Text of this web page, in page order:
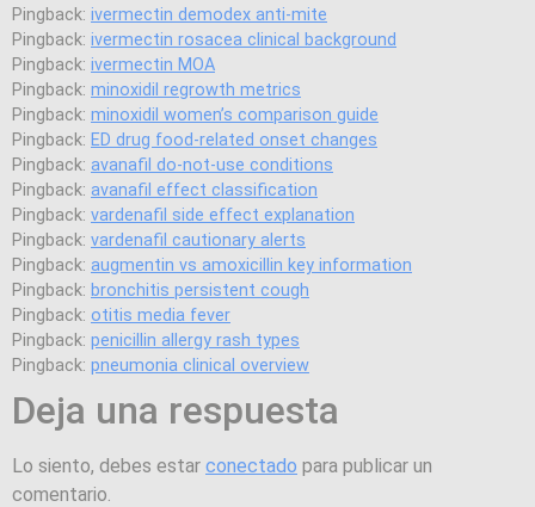
Pingback: ivermectin demodex anti‑mite
Pingback: ivermectin rosacea clinical background
Pingback: ivermectin MOA
Pingback: minoxidil regrowth metrics
Pingback: minoxidil women’s comparison guide
Pingback: ED drug food‑related onset changes
Pingback: avanafil do‑not‑use conditions
Pingback: avanafil effect classification
Pingback: vardenafil side effect explanation
Pingback: vardenafil cautionary alerts
Pingback: augmentin vs amoxicillin key information
Pingback: bronchitis persistent cough
Pingback: otitis media fever
Pingback: penicillin allergy rash types
Pingback: pneumonia clinical overview
Deja una respuesta
Lo siento, debes estar conectado para publicar un
comentario.